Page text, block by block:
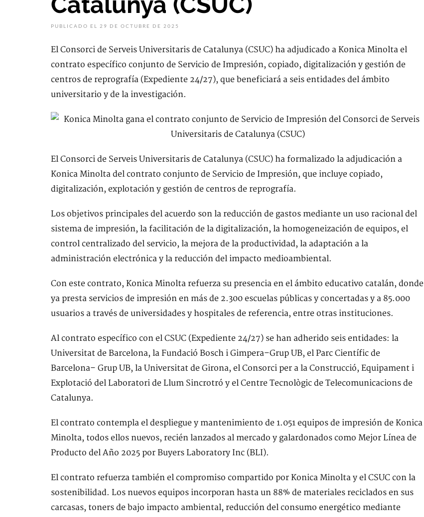
PUBLICADO EL 29 DE OCTUBRE DE 2025
El Consorci de Serveis Universitaris de Catalunya (CSUC) ha adjudicado a Konica Minolta el
contrato específico conjunto de Servicio de Impresión, copiado, digitalización y gestión de
centros de reprografía (Expediente 24/27), que beneficiará a seis entidades del ámbito
universitario y de la investigación.
El Consorci de Serveis Universitaris de Catalunya (CSUC) ha formalizado la adjudicación a
Konica Minolta del contrato conjunto de Servicio de Impresión, que incluye copiado,
digitalización, explotación y gestión de centros de reprografía.
Los objetivos principales del acuerdo son la reducción de gastos mediante un uso racional del
sistema de impresión, la facilitación de la digitalización, la homogeneización de equipos, el
control centralizado del servicio, la mejora de la productividad, la adaptación a la
administración electrónica y la reducción del impacto medioambiental.
Con este contrato, Konica Minolta refuerza su presencia en el ámbito educativo catalán, donde
ya presta servicios de impresión en más de 2.300 escuelas públicas y concertadas y a 85.000
usuarios a través de universidades y hospitales de referencia, entre otras instituciones.
Al contrato específico con el CSUC (Expediente 24/27) se han adherido seis entidades: la
Universitat de Barcelona, la Fundació Bosch i Gimpera–Grup UB, el Parc Científic de
Barcelona– Grup UB, la Universitat de Girona, el Consorci per a la Construcció, Equipament i
Explotació del Laboratori de Llum Sincrotró y el Centre Tecnològic de Telecomunicacions de
Catalunya.
El contrato contempla el despliegue y mantenimiento de 1.051 equipos de impresión de Konica
Minolta, todos ellos nuevos, recién lanzados al mercado y galardonados como Mejor Línea de
Producto del Año 2025 por Buyers Laboratory Inc (BLI).
El contrato refuerza también el compromiso compartido por Konica Minolta y el CSUC con la
sostenibilidad. Los nuevos equipos incorporan hasta un 88% de materiales reciclados en sus
carcasas, toners de bajo impacto ambiental, reducción del consumo energético mediante